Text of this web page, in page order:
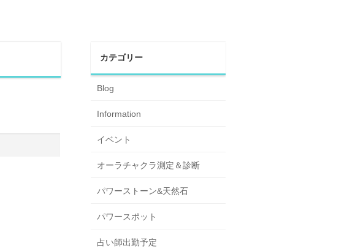
カテゴリー
Blog
Information
イベント
オーラチャクラ測定＆診断
パワーストーン&天然石
パワースポット
占い師出勤予定